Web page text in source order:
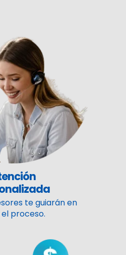
te guiarán en
proceso.